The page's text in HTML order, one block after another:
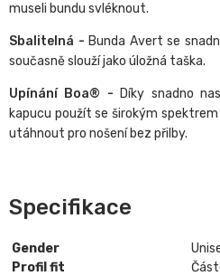
museli bundu svléknout.
Sbalitelná - Bunda Avert se
současně slouží jako úložná taška.
Upínání Boa® - Díky snadno
kapucu použít se širokým
utáhnout pro nošení bez přilby.
Specifikace
Gender
Profil fit